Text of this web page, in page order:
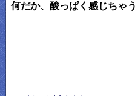
何だか、酸っぱく感じちゃう